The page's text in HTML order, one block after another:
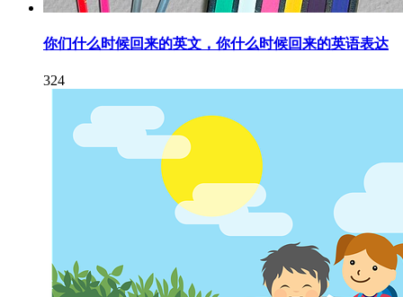
你们什么时候回来的英文，你什么时候回来的英语表达
324